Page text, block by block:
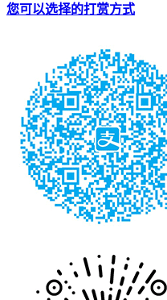
您可以选择的打赏方式